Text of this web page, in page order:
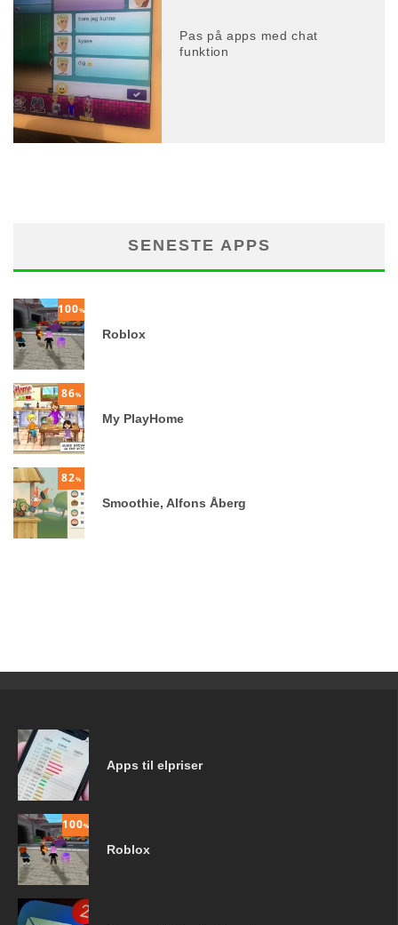
Pas på apps med chat
funktion
SENESTE APPS
100%
Roblox
86%
My PlayHome
82%
Smoothie, Alfons Åberg
Apps til elpriser
100%
Roblox